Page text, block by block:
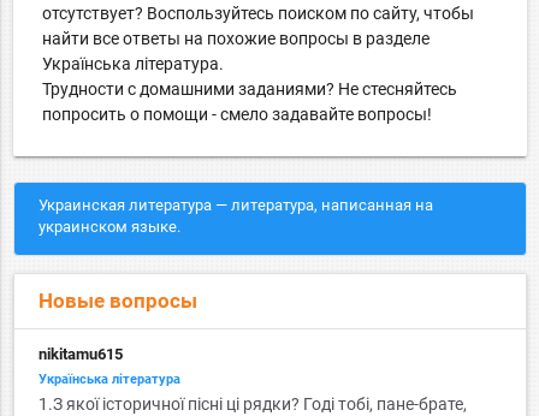
отсутствует? Воспользуйтесь поиском по сайту, чтобы
найти все ответы на похожие вопросы в разделе
Українська література.
Трудности с домашними заданиями? Не стесняйтесь
попросить о помощи - смело задавайте вопросы!
Украинская литература — литература, написанная на
украинском языке.
Новые вопросы
nikitamu615
Українська література
1.З якої історичної пісні ці рядки? Годі тобі, пане-брате,